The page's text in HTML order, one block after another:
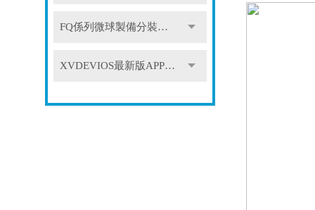
FQ係列微球製備分裝係統
XVDEVIOS最新版APP下载配件